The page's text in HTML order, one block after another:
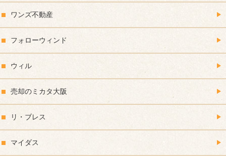
ワンズ不動産
フォローウィンド
ウィル
売却のミカタ大阪
リ・ブレス
マイダス